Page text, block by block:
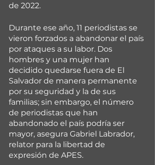
de 2022.
Durante ese año, 11 periodistas se
vieron forzados a abandonar el país
por ataques a su labor. Dos
hombres y una mujer han
decidido quedarse fuera de El
Salvador de manera permanente
por su seguridad y la de sus
familias; sin embargo, el número
de periodistas que han
abandonado el país podría ser
mayor, asegura Gabriel Labrador,
relator para la libertad de
expresión de APES.